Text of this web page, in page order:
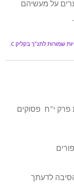
על מעשיהם
שמורות לתנ”ך בקליק C.
פרק י”ח פסוקים
לדעתך